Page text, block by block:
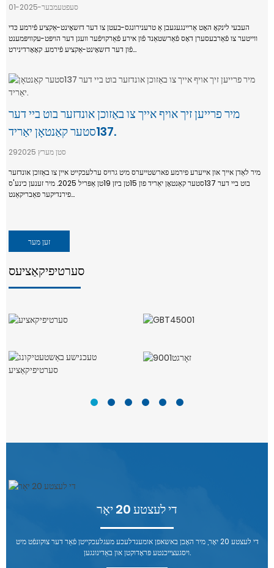
סעפטעמבער-01-2025
העבעי לינקאָ האָט אַריינגעגעבן אַ טרענירונגס-בעטן צו דער דזשאָינט-אַקציע פֿירמע כּדי
ווייטער צו פֿאַרבעסערן דאָס פֿאַרשטאַנד פֿון אירע פֿאַרקויפֿער וועגן דער הויפּט-עקוויפּמענט
פֿון דער דזשאָינט-אַקציע פֿירמע. קאָאָרדינירט...
מיר פרייען זיך אויף אייך צו באַזוכן אונדזער בוט ביי דער
137סטער קאַנטאָן יאַריד.
29סטן מערץ 2025
מיר לאַדן אייך און אייערע פירמע פארשטייערס מיט גרויס ערלעכקייט איין צו באַזוכן אונדזער
בוט ביי דער 137סטער קאַנטאָן יאַריד פון 15טן ביזן 19טן אַפּריל 2025. מיר זענען כינע'ס
פירנדיקער פאַבריקאַנט...
זען מער
סערטיפיקאַציעס
די לעצטע 20 יאָר
די לעצטע 20 יאָר, מיר האָבן באשאפן אומענדלעכע מעגלעכקייטן פֿאַר דער צוקונפֿט מיט
ויסגעצייכנטע פּראָדוקטן און באַדינונגען.